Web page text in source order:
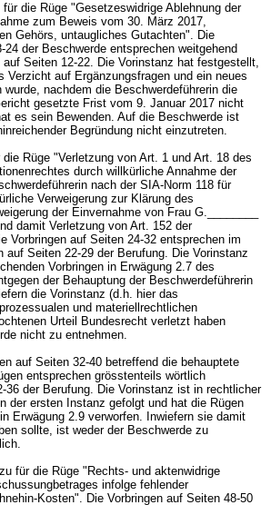
die Rüge "Gesetzeswidrige Ablehnung der
zum Beweis vom 30. März 2017,
Gehörs, untaugliches Gutachten". Die
24 der Beschwerde entsprechen weitgehend
auf Seiten 12-22. Die Vorinstanz hat festgestellt,
Verzicht auf Ergänzungsfragen und ein neues
nachdem die Beschwerdeführerin die
gesetzte Frist vom 9. Januar 2017 nicht
es sein Bewenden. Auf die Beschwerde ist
Begründung nicht einzutreten.
Rüge "Verletzung von Art. 1 und Art. 18 des
durch willkürliche Annahme der
nach der SIA-Norm 118 für
Verweigerung zur Klärung des
der Einvernahme von Frau G.________
damit Verletzung von Art. 152 der
Vorbringen auf Seiten 24-32 entsprechen im
auf Seiten 22-29 der Berufung. Die Vorinstanz
Vorbringen in Erwägung 2.7 des
der Behauptung der Beschwerdeführerin
die Vorinstanz (d.h. hier das
und materiellrechtlichen
Urteil Bundesrecht verletzt haben
nicht zu entnehmen.
auf Seiten 32-40 betreffend die behauptete
entsprechen grösstenteils wörtlich
36 der Berufung. Die Vorinstanz ist in rechtlicher
der ersten Instanz gefolgt und hat die Rügen
Erwägung 2.9 verworfen. Inwiefern sie damit
sollte, ist weder der Beschwerde zu
für die Rüge "Rechts- und aktenwidrige
infolge fehlender
Kosten". Die Vorbringen auf Seiten 48-50